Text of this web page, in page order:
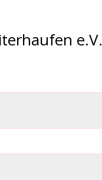
e.V.